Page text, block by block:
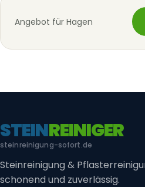
Angebot für Hagen
STEINREINIGER
steinreinigung-sofort.de
Steinreinigung &
schonend und zuverlässig.